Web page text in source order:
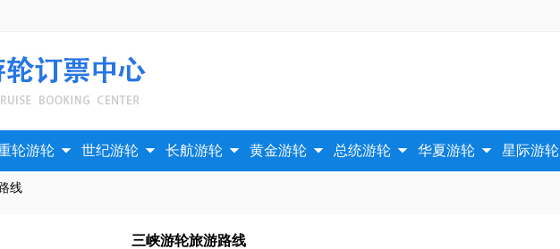
轮游轮  世纪游轮  长航游轮  黄金游轮  总统游轮  华夏游轮  星际游轮
线
三峡游轮旅游路线